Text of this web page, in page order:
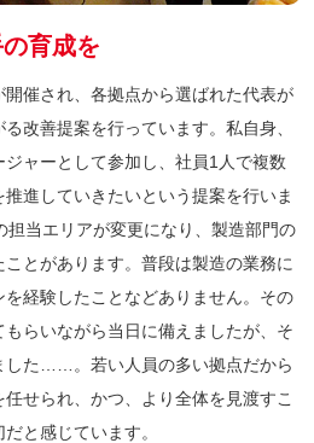
育成を
催され、各拠点から選ばれた代表が
改善提案を行っています。私自身、
ャーとして参加し、社員1人で複数
進していきたいという提案を行いま
担当エリアが変更になり、製造部門の
とがあります。普段は製造の業務に
経験したことなどありません。その
らいながら当日に備えましたが、そ
した……。若い人員の多い拠点だから
せられ、かつ、より全体を見渡すこ
と感じています。